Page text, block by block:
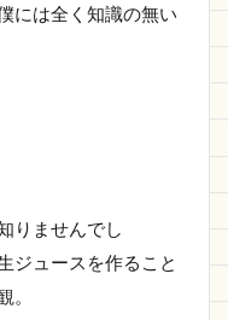
には全く知識の無い
りませんでし
ジュースを作ること
。